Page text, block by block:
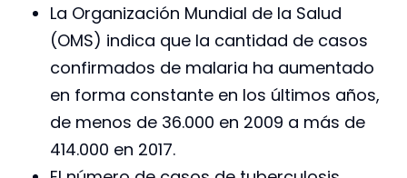
La Organización Mundial de la Salud
(OMS) indica que la cantidad de casos
confirmados de malaria ha aumentado
en forma constante en los últimos años,
de menos de 36.000 en 2009 a más de
414.000 en 2017.